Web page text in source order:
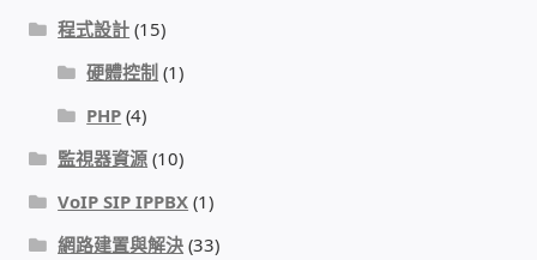
mOA雲考勤 指紋、卡片、手機APP GPS打卡
智慧櫃
電子模組電路模塊
程式設計 (15)
硬體控制 (1)
PHP (4)
監視器資源 (10)
VoIP SIP IPPBX (1)
網路建置與解決 (33)